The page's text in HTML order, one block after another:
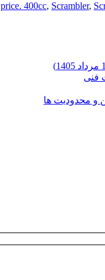
price. 400cc, Scrambler,
و محدودیت ها